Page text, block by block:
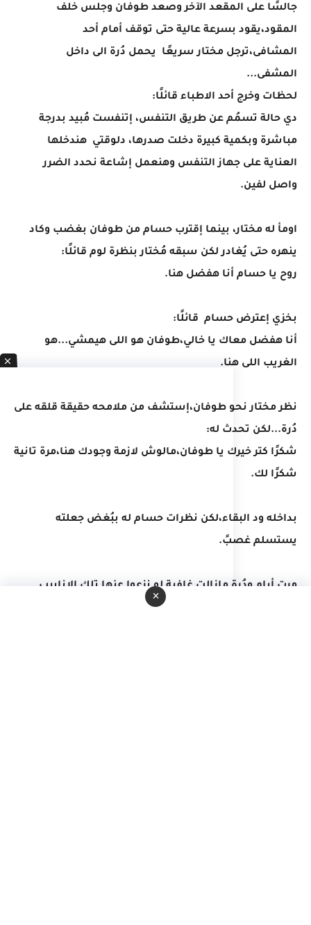
جالسًا على المقعد الآخر وصعد طوفان وجلس خلف
المقود،يقود بسرعة عالية حتى توقف أمام أحد
المشافى،ترجل مختار سريعًا يحمل دُرة الى داخل
المشفى...
لحظات وخرج أحد الاطباء قائلًا:
دي حالة تسمُم عن طريق التنفس، إتنفست مُبيد بدرجة
مباشرة وبكمية كبيرة دخلت صدرها، دلوقتي هندخلها
العناية على جهاز التنفس وهنعمل إشاعة نحدد الضرر
واصل لفين.
اومأ له مختار، بينما إقترب حسام من طوفان بغضب وكاد
ينهره حتى يُغادر لكن سبقه مُختار بنظرة لوم قائلًا:
روح يا حسام أنا هفضل هنا.
بخزي إعترض حسام قائلًا:
أنا هفضل معاك يا خالي،طوفان هو اللى هيمشي...هو
الغريب اللى هنا.
نظر مختار نحو طوفان،إستشف من ملامحه حقيقة قلقه على
دُرة...لكن تحدث له:
شكرًا كتر خيرك يا طوفان،مالوش لازمة وجودك هنا،مرة تانية
شكرًا لك.
بداخله ود البقاء،لكن نظرات حسام له ببُغض جعلته
يستسلم غصبً.
مرت أيام ودُرة مازالت غافية لو نزعوا عنها تلك الانابيب
الموصوله بفمها وأنفها لإنتهت حياتها...يعلم أخبارها من
×